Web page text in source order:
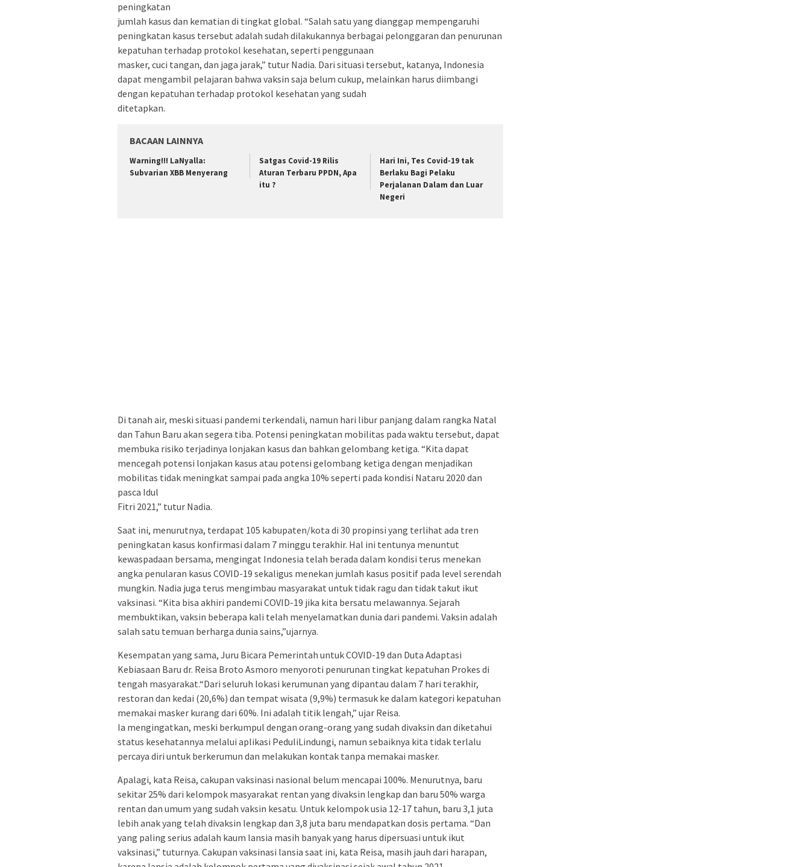
peningkatan
jumlah kasus dan kematian di tingkat global. “Salah satu yang dianggap mempengaruhi
peningkatan kasus tersebut adalah sudah dilakukannya berbagai pelonggaran dan penurunan
kepatuhan terhadap protokol kesehatan, seperti penggunaan
masker, cuci tangan, dan jaga jarak,” tutur Nadia. Dari situasi tersebut, katanya, Indonesia
dapat mengambil pelajaran bahwa vaksin saja belum cukup, melainkan harus diimbangi
dengan kepatuhan terhadap protokol kesehatan yang sudah
ditetapkan.
BACAAN LAINNYA
Warning!!! LaNyalla:
Subvarian XBB Menyerang
Satgas Covid-19 Rilis
Aturan Terbaru PPDN, Apa
itu ?
Hari Ini, Tes Covid-19 tak
Berlaku Bagi Pelaku
Perjalanan Dalam dan Luar
Negeri
Di tanah air, meski situasi pandemi terkendali, namun hari libur panjang dalam rangka Natal
dan Tahun Baru akan segera tiba. Potensi peningkatan mobilitas pada waktu tersebut, dapat
membuka risiko terjadinya lonjakan kasus dan bahkan gelombang ketiga. “Kita dapat
mencegah potensi lonjakan kasus atau potensi gelombang ketiga dengan menjadikan
mobilitas tidak meningkat sampai pada angka 10% seperti pada kondisi Nataru 2020 dan
pasca Idul
Fitri 2021,” tutur Nadia.
Saat ini, menurutnya, terdapat 105 kabupaten/kota di 30 propinsi yang terlihat ada tren
peningkatan kasus konfirmasi dalam 7 minggu terakhir. Hal ini tentunya menuntut
kewaspadaan bersama, mengingat Indonesia telah berada dalam kondisi terus menekan
angka penularan kasus COVID-19 sekaligus menekan jumlah kasus positif pada level serendah
mungkin. Nadia juga terus mengimbau masyarakat untuk tidak ragu dan tidak takut ikut
vaksinasi. “Kita bisa akhiri pandemi COVID-19 jika kita bersatu melawannya. Sejarah
membuktikan, vaksin beberapa kali telah menyelamatkan dunia dari pandemi. Vaksin adalah
salah satu temuan berharga dunia sains,”ujarnya.
Kesempatan yang sama, Juru Bicara Pemerintah untuk COVID-19 dan Duta Adaptasi
Kebiasaan Baru dr. Reisa Broto Asmoro menyoroti penurunan tingkat kepatuhan Prokes di
tengah masyarakat.“Dari seluruh lokasi kerumunan yang dipantau dalam 7 hari terakhir,
restoran dan kedai (20,6%) dan tempat wisata (9,9%) termasuk ke dalam kategori kepatuhan
memakai masker kurang dari 60%. Ini adalah titik lengah,” ujar Reisa.
Ia mengingatkan, meski berkumpul dengan orang-orang yang sudah divaksin dan diketahui
status kesehatannya melalui aplikasi PeduliLindungi, namun sebaiknya kita tidak terlalu
percaya diri untuk berkerumun dan melakukan kontak tanpa memakai masker.
Apalagi, kata Reisa, cakupan vaksinasi nasional belum mencapai 100%. Menurutnya, baru
sekitar 25% dari kelompok masyarakat rentan yang divaksin lengkap dan baru 50% warga
rentan dan umum yang sudah vaksin kesatu. Untuk kelompok usia 12-17 tahun, baru 3,1 juta
lebih anak yang telah divaksin lengkap dan 3,8 juta baru mendapatkan dosis pertama. “Dan
yang paling serius adalah kaum lansia masih banyak yang harus dipersuasi untuk ikut
vaksinasi,” tuturnya. Cakupan vaksinasi lansia saat ini, kata Reisa, masih jauh dari harapan,